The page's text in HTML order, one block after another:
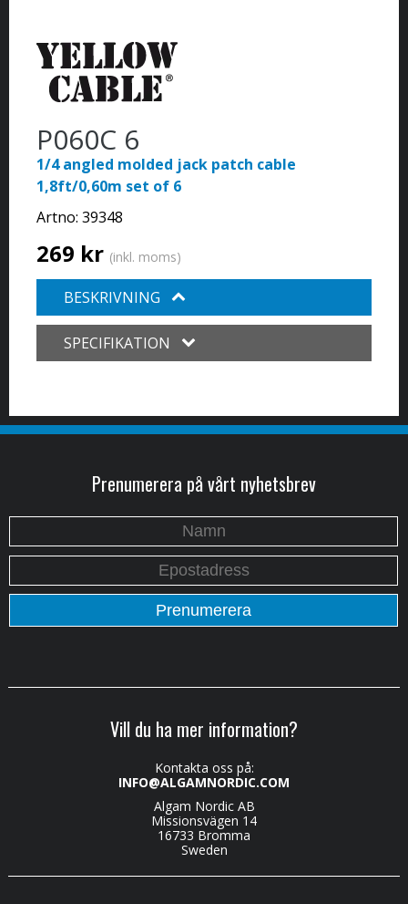
P060C 6
1/4 angled molded jack patch cable
1,8ft/0,60m set of 6
Artno: 39348
269 kr (inkl. moms)
BESKRIVNING
SPECIFIKATION
Prenumerera på vårt nyhetsbrev
Vill du ha mer information?
Kontakta oss på:
INFO@ALGAMNORDIC.COM
Algam Nordic AB
Missionsvägen 14
16733 Bromma
Sweden